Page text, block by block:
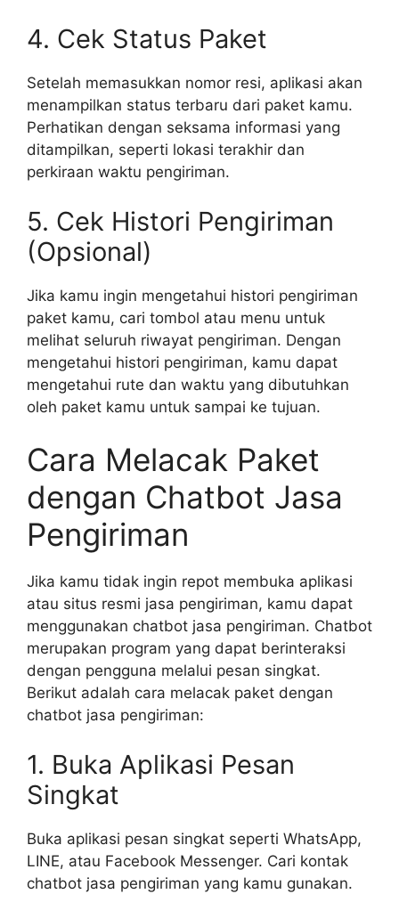
4. Cek Status Paket
Setelah memasukkan nomor resi, aplikasi akan
menampilkan status terbaru dari paket kamu.
Perhatikan dengan seksama informasi yang
ditampilkan, seperti lokasi terakhir dan
perkiraan waktu pengiriman.
5. Cek Histori Pengiriman
(Opsional)
Jika kamu ingin mengetahui histori pengiriman
paket kamu, cari tombol atau menu untuk
melihat seluruh riwayat pengiriman. Dengan
mengetahui histori pengiriman, kamu dapat
mengetahui rute dan waktu yang dibutuhkan
oleh paket kamu untuk sampai ke tujuan.
Cara Melacak Paket
dengan Chatbot Jasa
Pengiriman
Jika kamu tidak ingin repot membuka aplikasi
atau situs resmi jasa pengiriman, kamu dapat
menggunakan chatbot jasa pengiriman. Chatbot
merupakan program yang dapat berinteraksi
dengan pengguna melalui pesan singkat.
Berikut adalah cara melacak paket dengan
chatbot jasa pengiriman:
1. Buka Aplikasi Pesan
Singkat
Buka aplikasi pesan singkat seperti WhatsApp,
LINE, atau Facebook Messenger. Cari kontak
chatbot jasa pengiriman yang kamu gunakan.